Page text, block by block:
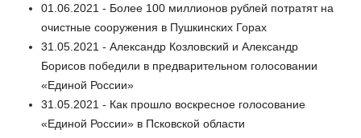
01.06.2021 - Более 100 миллионов рублей потратят на
очистные сооружения в Пушкинских Горах
31.05.2021 - Александр Козловский и Александр
Борисов победили в предварительном голосовании
«Единой России»
31.05.2021 - Как прошло воскресное голосование
«Единой России» в Псковской области